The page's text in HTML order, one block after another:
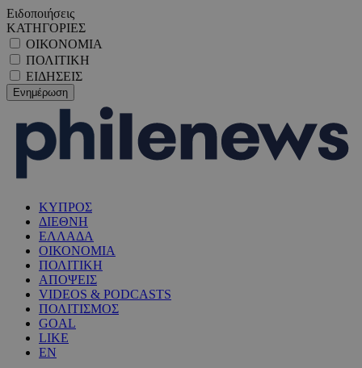
Ειδοποιήσεις
ΚΑΤΗΓΟΡΙΕΣ
ΟΙΚΟΝΟΜΙΑ
ΠΟΛΙΤΙΚΗ
ΕΙΔΗΣΕΙΣ
ΚΥΠΡΟΣ
ΔΙΕΘΝΗ
ΕΛΛΑΔΑ
ΟΙΚΟΝΟΜΙΑ
ΠΟΛΙΤΙΚΗ
ΑΠΟΨΕΙΣ
VIDEOS & PODCASTS
ΠΟΛΙΤΙΣΜΟΣ
GOAL
LIKE
EN